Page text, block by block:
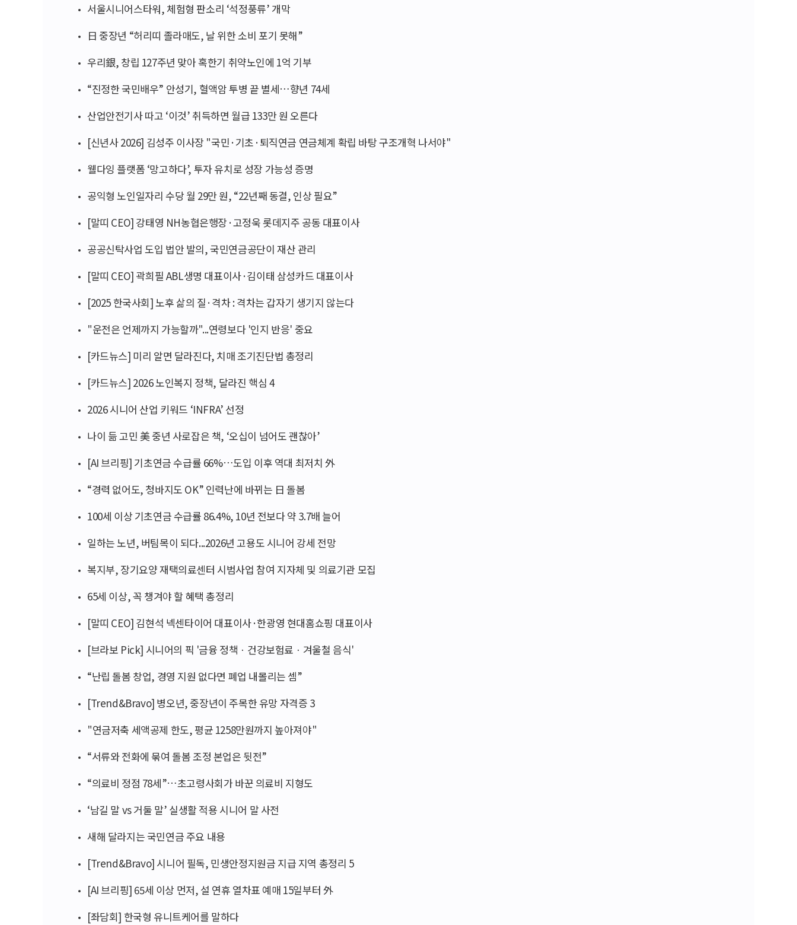
서울시니어스타워, 체험형 판소리 ‘석정풍류’ 개막
日 중장년 “허리띠 졸라매도, 날 위한 소비 포기 못해”
우리銀, 창립 127주년 맞아 혹한기 취약노인에 1억 기부
“진정한 국민배우” 안성기, 혈액암 투병 끝 별세…향년 74세
산업안전기사 따고 ‘이것’ 취득하면 월급 133만 원 오른다
[신년사 2026] 김성주 이사장 "국민·기초·퇴직연금 연금체계 확립 바탕 구조개혁 나서야"
웰다잉 플랫폼 ‘망고하다’, 투자 유치로 성장 가능성 증명
공익형 노인일자리 수당 월 29만 원, “22년째 동결, 인상 필요”
[말띠 CEO] 강태영 NH농협은행장·고정욱 롯데지주 공동 대표이사
공공신탁사업 도입 법안 발의, 국민연금공단이 재산 관리
[말띠 CEO] 곽희필 ABL생명 대표이사·김이태 삼성카드 대표이사
[2025 한국사회] 노후 삶의 질·격차 : 격차는 갑자기 생기지 않는다
"운전은 언제까지 가능할까"...연령보다 '인지 반응' 중요
[카드뉴스] 미리 알면 달라진다, 치매 조기진단법 총정리
[카드뉴스] 2026 노인복지 정책, 달라진 핵심 4
2026 시니어 산업 키워드 ‘INFRA’ 선정
나이 듦 고민 美 중년 사로잡은 책, ‘오십이 넘어도 괜찮아’
[AI 브리핑] 기초연금 수급률 66%…도입 이후 역대 최저치 外
“경력 없어도, 청바지도 OK” 인력난에 바뀌는 日 돌봄
100세 이상 기초연금 수급률 86.4%, 10년 전보다 약 3.7배 늘어
일하는 노년, 버팀목이 되다...2026년 고용도 시니어 강세 전망
복지부, 장기요양 재택의료센터 시범사업 참여 지자체 및 의료기관 모집
65세 이상, 꼭 챙겨야 할 혜택 총정리
[말띠 CEO] 김현석 넥센타이어 대표이사·한광영 현대홈쇼핑 대표이사
[브라보 Pick] 시니어의 픽 '금융 정책ㆍ건강보험료ㆍ겨울철 음식'
“난립 돌봄 창업, 경영 지원 없다면 폐업 내몰리는 셈”
[Trend&Bravo] 병오년, 중장년이 주목한 유망 자격증 3
"연금저축 세액공제 한도, 평균 1258만원까지 높아져야"
“서류와 전화에 묶여 돌봄 조정 본업은 뒷전”
“의료비 정점 78세”…초고령사회가 바꾼 의료비 지형도
‘남길 말 vs 거둘 말’ 실생활 적용 시니어 말 사전
새해 달라지는 국민연금 주요 내용
[Trend&Bravo] 시니어 필독, 민생안정지원금 지급 지역 총정리 5
[AI 브리핑] 65세 이상 먼저, 설 연휴 열차표 예매 15일부터 外
[좌담회] 한국형 유니트케어를 말하다